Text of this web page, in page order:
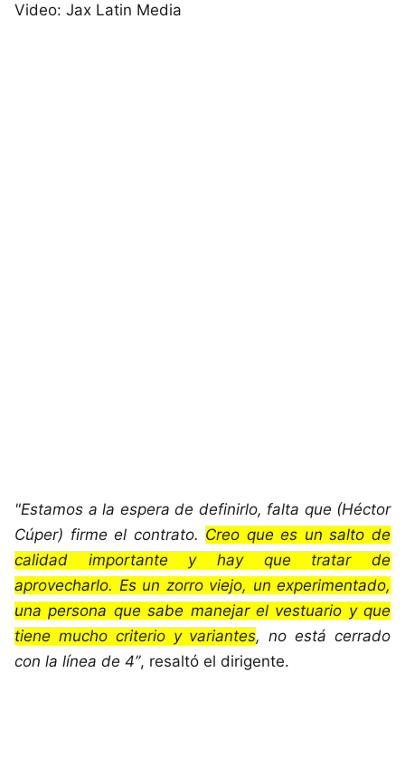
Video: Jax Latin Media
"Estamos a la espera de definirlo, falta que (Héctor
Cúper) firme el contrato. Creo que es un salto de
calidad importante y hay que tratar de
aprovecharlo. Es un zorro viejo, un experimentado,
una persona que sabe manejar el vestuario y que
tiene mucho criterio y variantes, no está cerrado
con la línea de 4”, resaltó el dirigente.